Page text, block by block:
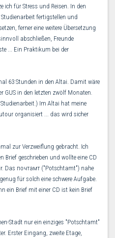
ich für Stress und Reisen. In den
fertigstellen und
ferner eine weitere Übersetzung
abschließen, Freunde
... Ein Praktikum bei der
63 Stunden in den Altai. Damit wäre
GUS in den letzten zwölf Monaten.
Im Altai hat meine
organisiert ... das wird sicher
zur Verzweiflung gebracht. Ich
Brief geschrieben und wollte eine CD
Das почтамт ("Potschtamt") nahe
für solch eine schwere Aufgabe.
ein Brief mit einer CD ist kein Brief
Stadt nur ein einziges "Potschtamt"
Erster Eingang, zweite Etage,